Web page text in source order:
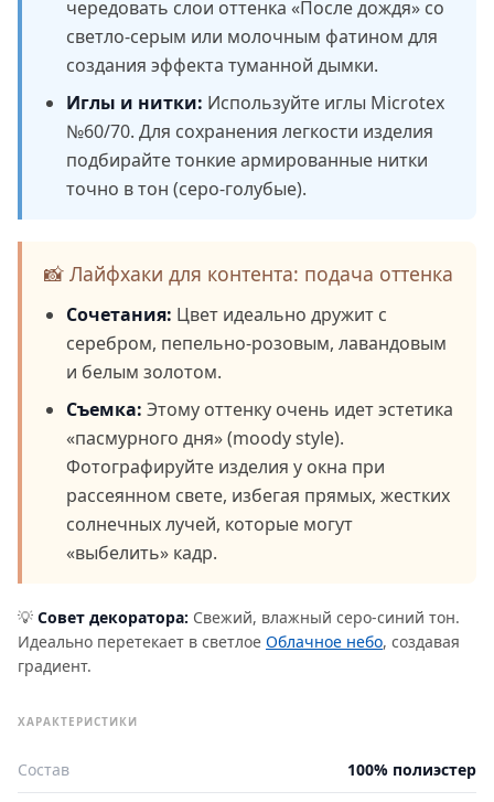
чередовать слои оттенка «После дождя» со
светло-серым или молочным фатином для
создания эффекта туманной дымки.
Иглы и нитки: Используйте иглы Microtex
№60/70. Для сохранения легкости изделия
подбирайте тонкие армированные нитки
точно в тон (серо-голубые).
📸 Лайфхаки для контента: подача оттенка
Сочетания: Цвет идеально дружит с
серебром, пепельно-розовым, лавандовым
и белым золотом.
Съемка: Этому оттенку очень идет эстетика
«пасмурного дня» (moody style).
Фотографируйте изделия у окна при
рассеянном свете, избегая прямых, жестких
солнечных лучей, которые могут
«выбелить» кадр.
💡 Совет декоратора: Свежий, влажный серо-синий тон.
Идеально перетекает в светлое Облачное небо, создавая
градиент.
ХАРАКТЕРИСТИКИ
Состав 100% полиэстер